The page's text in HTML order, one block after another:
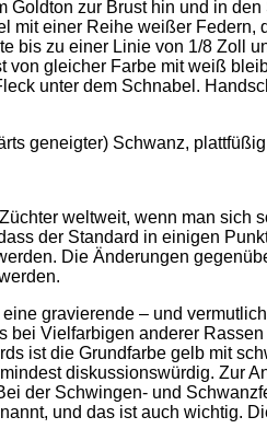
Goldton zur Brust hin und in
mit einer Reihe weißer
bis zu einer Linie von 1/8 Zoll
von gleicher Farbe mit weiß
unter dem Schnabel.
geneigter) Schwanz,
weltweit, wenn man
der Standard in einigen
Die Änderungen
gravierende – und
bei Vielfarbigen anderer
ist die Grundfarbe gelb mit
diskussionswürdig. Zur
der Schwingen- und
und das ist auch wichtig.